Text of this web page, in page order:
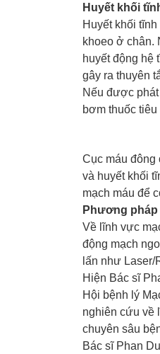
Huyết khối
Huyết khối
khoeo ở chân.
huyết động hệ
gây ra thuyên
Nếu được
bơm thuốc
Cục máu đông
và huyết khối
mạch máu để
Phương
Về lĩnh vực
động mạch
lấn như
Hiện Bác sĩ
Hội bệnh lý
nghiên cứu về
chuyên sâu
Bác sĩ Phan